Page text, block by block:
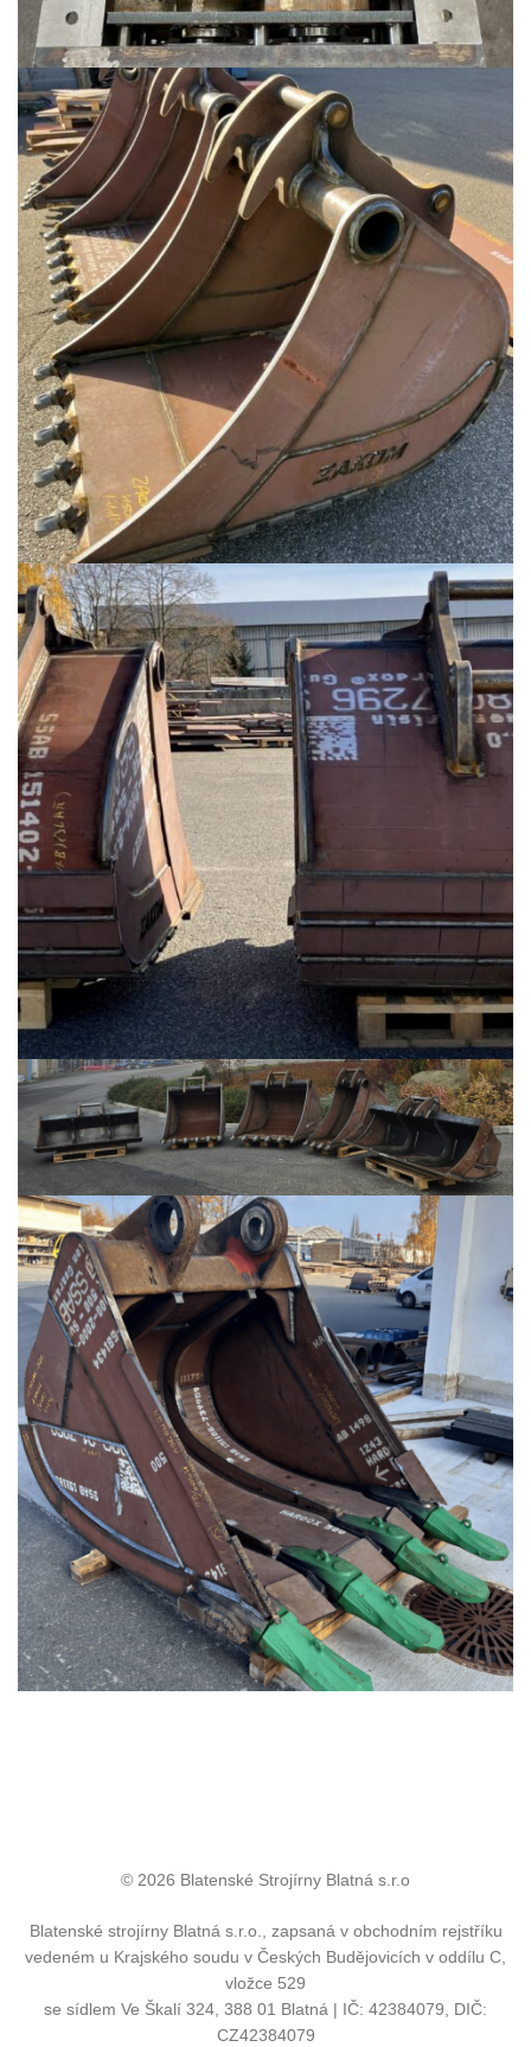
© 2026 Blatenské Strojírny Blatná s.r.o
Blatenské strojírny Blatná s.r.o., zapsaná v obchodním rejstříku
vedeném u Krajského soudu v Českých Budějovicích v oddílu C,
vložce 529
se sídlem Ve Škalí 324, 388 01 Blatná | IČ: 42384079, DIČ:
CZ42384079